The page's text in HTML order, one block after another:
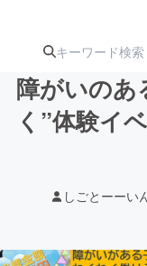
障がいのあ
く”体験イ
しごとーーい